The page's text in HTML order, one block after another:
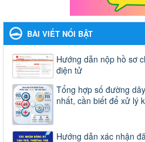
BÀI VIẾT NỔI BẬT
Hướng dẫn nộp hồ sơ
điện tử
Tổng hợp số đường
nhất, cần biết để xử lý
Hướng dẫn xác nhận